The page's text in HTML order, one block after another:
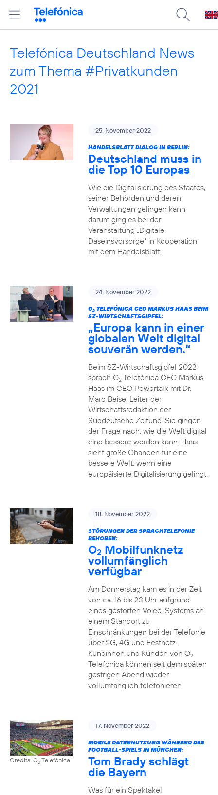
Telefónica Deutschland News
zum Thema #Privatkunden
2021
25. November 2022
HANDELSBLATT DIALOG IN BERLIN:
Deutschland muss in
die Top 10 Europas
Wie die Digitalisierung des Staates,
seiner Behörden und deren
Verwaltungen gelingen kann,
darum ging es bei der
Veranstaltung „Digitale
Daseinsvorsorge“ in Kooperation
mit dem Handelsblatt.
24. November 2022
O2TELEFÓNICA CEO MARKUS HAAS BEIM
SZ-WIRTSCHAFTSGIPFEL:
„Europa kann in einer
globalen Welt digital
souverän werden.“
Beim SZ-Wirtschaftsgipfel 2022
sprach O2Telefónica CEO Markus
Haas im CEO Powertalk mit Dr.
Marc Beise, Leiter der
Wirtschaftsredaktion der
Süddeutsche Zeitung. Sie gingen
der Frage nach, wie die Welt digital
eine bessere werden kann. Haas
sieht große Chancen für eine
bessere Welt, wenn eine
europäisierte Digitalisierung gelingt.
18. November 2022
STÖRUNGEN DER SPRACHTELEFONIE
BEHOBEN:
O2 Mobilfunknetz
vollumfänglich
verfügbar
Am Donnerstag kam es in der Zeit
von ca. 16 bis 23 Uhr aufgrund
eines gestörten Voice-Systems an
einem Standort zu
Einschränkungen bei der Telefonie
über 2G, 4G und Festnetz.
Kundinnen und Kunden von O2
Telefónica können seit dem späten
gestrigen Abend wieder
vollumfänglich telefonieren.
Credits: O2Telefónica
17. November 2022
MOBILE DATENNUTZUNG WÄHREND DES
FOOTBALL-SPIELS IN MÜNCHEN:
Tom Brady schlägt
die Bayern
Was für ein Spektakel!